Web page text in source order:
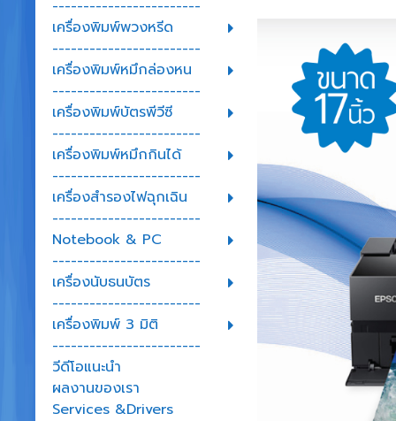
------------------------
เครื่องพิมพ์พวงหรีด
------------------------
เครื่องพิมพ์หมึกล่องหน
------------------------
เครื่องพิมพ์บัตรพีวีซี
------------------------
เครื่องพิมพ์หมึกกินได้
------------------------
เครื่องสำรองไฟฉุกเฉิน
------------------------
Notebook & PC
------------------------
เครื่องนับธนบัตร
------------------------
เครื่องพิมพ์ 3 มิติ
------------------------
วีดีโอแนะนำ
ผลงานของเรา
Services &Drivers